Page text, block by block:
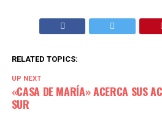
RELATED TOPICS:
UP NEXT
«CASA DE MARÍA» ACERCA SUS
SUR